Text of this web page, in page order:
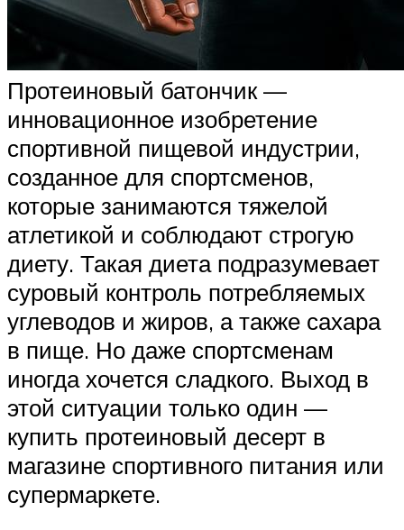
Протеиновый батончик —
инновационное изобретение
спортивной пищевой индустрии,
созданное для спортсменов,
которые занимаются тяжелой
атлетикой и соблюдают строгую
диету. Такая диета подразумевает
суровый контроль потребляемых
углеводов и жиров, а также сахара
в пище. Но даже спортсменам
иногда хочется сладкого. Выход в
этой ситуации только один —
купить протеиновый десерт в
магазине спортивного питания или
супермаркете.